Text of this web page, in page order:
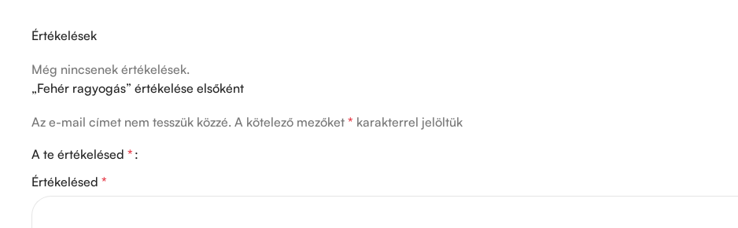
Értékelések
Még nincsenek értékelések.
„Fehér ragyogás” értékelése elsőként
Az e-mail címet nem tesszük közzé. A kötelező mezőket * karakterrel jelöltük
A te értékelésed *
Értékelésed *